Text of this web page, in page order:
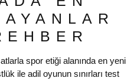
spor etiği alanında en yeni
ile adil oyunun sınırları test